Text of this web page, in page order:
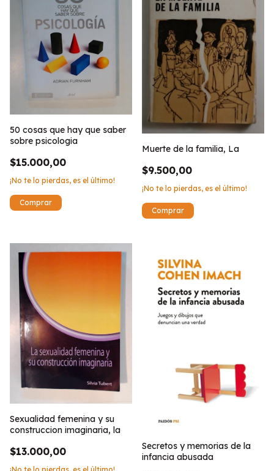
50 cosas que hay que saber
sobre psicologia
$15.000,00
¡No te lo pierdas, es el último!
Muerte de la familia, La
$9.500,00
¡No te lo pierdas, es el último!
Sexualidad femenina y su
construccion imaginaria, la
$13.000,00
Secretos y memorias de la
infancia abusada